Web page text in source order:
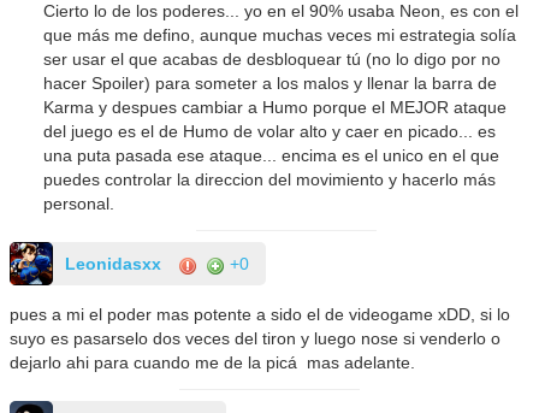
Cierto lo de los poderes... yo en el 90% usaba Neon, es con el
que más me defino, aunque muchas veces mi estrategia solía
ser usar el que acabas de desbloquear tú (no lo digo por no
hacer Spoiler) para someter a los malos y llenar la barra de
Karma y despues cambiar a Humo porque el MEJOR ataque
del juego es el de Humo de volar alto y caer en picado... es
una puta pasada ese ataque... encima es el unico en el que
puedes controlar la direccion del movimiento y hacerlo más
personal.
Leonidasxx +0
pues a mi el poder mas potente a sido el de videogame xDD, si lo
suyo es pasarselo dos veces del tiron y luego nose si venderlo o
dejarlo ahi para cuando me de la picá mas adelante.